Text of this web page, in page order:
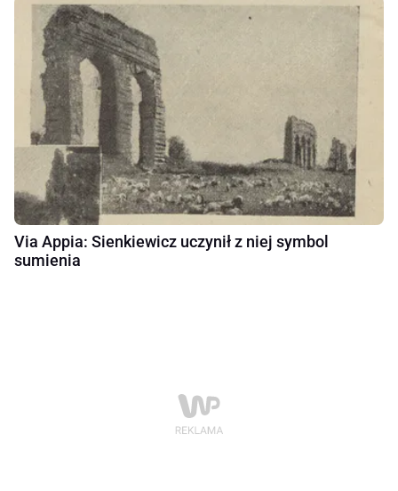
Via Appia: Sienkiewicz uczynił z niej symbol
sumienia